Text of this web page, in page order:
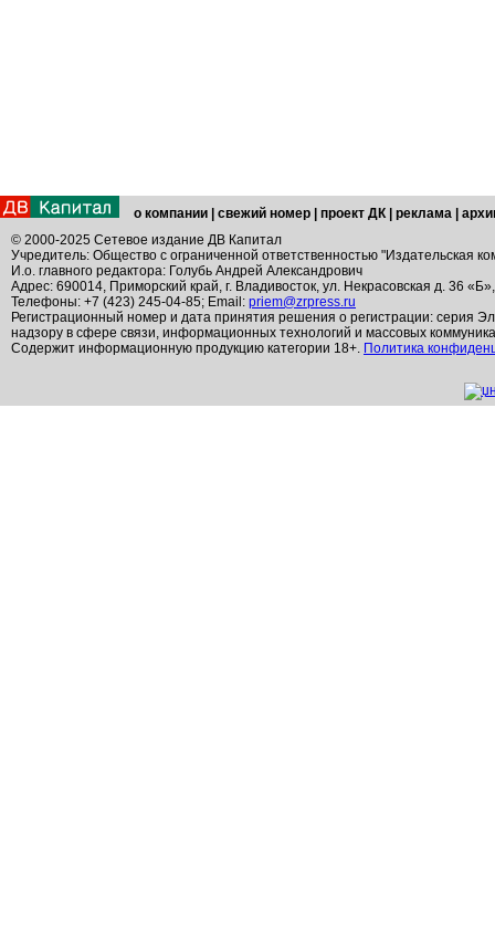
о компании свежий номер проект ДК реклама
© 2000-2025 Сетевое издание ДВ Капитал
Учредитель: Общество с ограниченной ответственностью "Издательская
И.о. главного редактора: Голубь Андрей Александрович
Адрес: 690014, Приморский край, г. Владивосток, ул. Некрасовская д. 36
Телефоны: +7 (423) 245-04-85; Email: priem@zrpress.ru
Регистрационный номер и дата принятия решения о регистрации: серия
надзору в сфере связи, информационных технологий и массовых
Содержит информационную продукцию категории 18+. Политика